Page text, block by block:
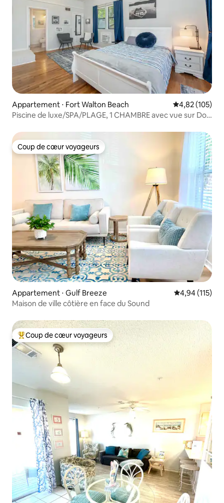
Appartement ⋅ Fort Walton Beach Évaluation
4,82 (105)
Piscine de luxe/SPA/PLAGE, 1 CHAMBRE avec vue sur Dol,
Coup de cœur voyageurs
Coup de cœur voyageurs
Appartement ⋅ Gulf Breeze Évaluation
4,94 (115)
Maison de ville côtière en face du Sound
Coups de cœur voyageurs les plus appréciés
Coup de cœur voyageurs